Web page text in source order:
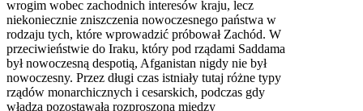
wrogim wobec zachodnich interesów kraju, lecz
niekoniecznie zniszczenia nowoczesnego państwa w
rodzaju tych, które wprowadzić próbował Zachód. W
przeciwieństwie do Iraku, który pod rządami Saddama
był nowoczesną despotią, Afganistan nigdy nie był
nowoczesny. Przez długi czas istniały tutaj różne typy
rządów monarchicznych i cesarskich, podczas gdy
władza pozostawała rozproszona między